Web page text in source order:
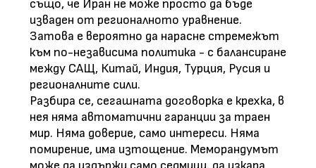
също, че Иран не може просто да бъде
изваден от регионалното уравнение.
Затова е вероятно да нарасне стремежът
към по-независима политика - с балансиране
между САЩ, Китай, Индия, Турция, Русия и
регионалните сили.
Разбира се, сегашната договорка е крехка, в
нея няма автоматични гаранции за траен
мир. Няма доверие, само интереси. Няма
помирение, има изтощение. Меморандумът